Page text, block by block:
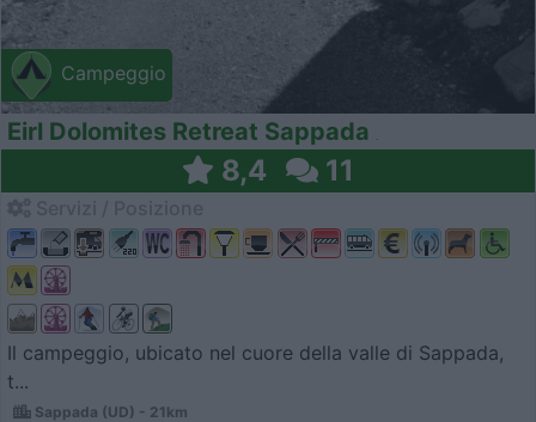
Campeggio
Eirl Dolomites Retreat Sappada
8,4 11
Il campeggio, ubicato nel cuore della valle di Sappada,
t...
Sappada (UD) - 21km